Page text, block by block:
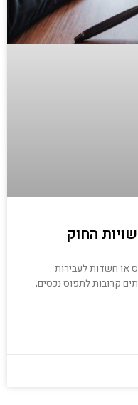
החוק
או חשדות לעבירות
קרובות לתפוס נכסים,